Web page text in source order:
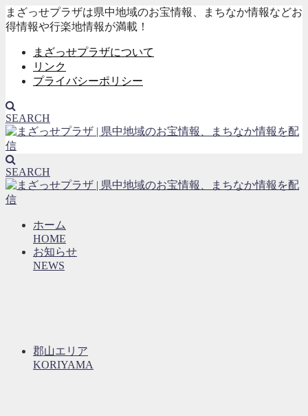
まざっせプラザは県中地域のお宝情報、まちなか情報などお
得情報や行楽地情報が満載！
まざっせプラザについて
リンク
プライバシーポリシー
SEARCH
SEARCH
ホーム
HOME
お知らせ
NEWS
郡山エリア
KORIYAMA